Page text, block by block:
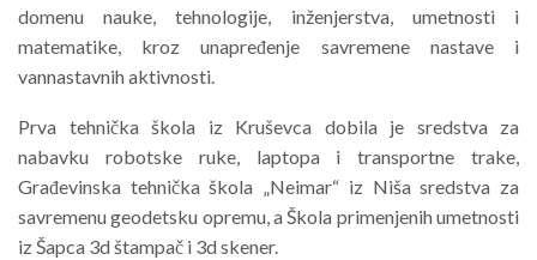
domenu nauke, tehnologije, inženjerstva, umetnosti i
matematike, kroz unapređenje savremene nastave i
vannastavnih aktivnosti.
Prva tehnička škola iz Kruševca dobila je sredstva za
nabavku robotske ruke, laptopa i transportne trake,
Građevinska tehnička škola „Neimar“ iz Niša sredstva za
savremenu geodetsku opremu, a Škola primenjenih umetnosti
iz Šapca 3d štampač i 3d skener.